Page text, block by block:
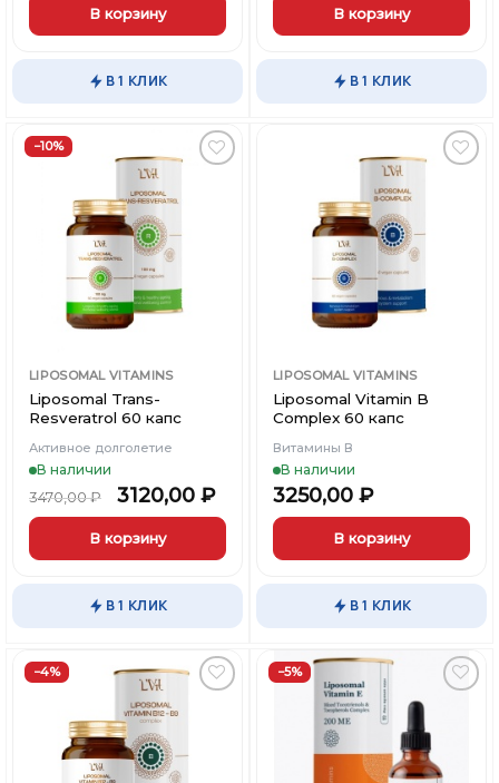
В корзину
В 1 КЛИК
В корзину
В 1 КЛИК
−10%
Добавить
LIPOSOMAL VITAMINS
Liposomal Trans-
Resveratrol 60 капс
Активное долголетие
В наличии
3470,00₽ 3120,00 ₽
В корзину
В 1 КЛИК
Добавить
Вишлист
LIPOSOMAL VITAMINS
Liposomal Vitamin B
Complex 60 капс
Витамины В
В наличии
3250,00 ₽
В корзину
В 1 КЛИК
−4%
Вишлист
−5%
Добавить
Вишлист
Меню ×
Каталог
Бренды
Доставка и оплата
Меню ×
Каталог
Бренды
Доставка и оплата
Меню ×
Каталог
Бренды
Доставка и оплата